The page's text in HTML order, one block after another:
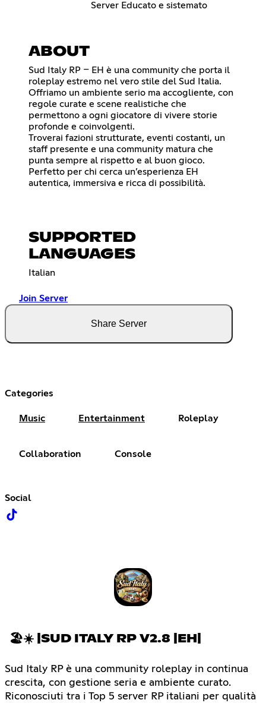
Server Educato e sistemato
ABOUT
Sud Italy RP – EH è una community che porta il
roleplay estremo nel vero stile del Sud Italia.
Offriamo un ambiente serio ma accogliente, con
regole curate e scene realistiche che
permettono a ogni giocatore di vivere storie
profonde e coinvolgenti.
Troverai fazioni strutturate, eventi costanti, un
staff presente e una community matura che
punta sempre al rispetto e al buon gioco.
Perfetto per chi cerca un’esperienza EH
autentica, immersiva e ricca di possibilità.
SUPPORTED
LANGUAGES
Italian
Join Server
Share Server
Categories
Music Entertainment Roleplay
Collaboration Console
Social
🏖☀ |SUD ITALY RP V2.8 |EH|
Sud Italy RP è una community roleplay in continua
crescita, con gestione seria e ambiente curato.
Riconosciuti tra i Top 5 server RP italiani per qualità